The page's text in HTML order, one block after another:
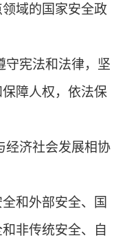
域的国家安全政
宪法和法律，坚
障人权，依法保
济社会发展相协
和外部安全、国
非传统安全、自